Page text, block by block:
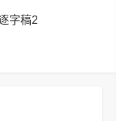
字稿2